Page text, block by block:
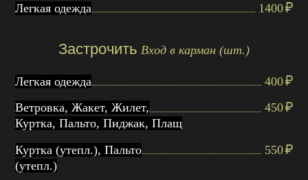
Легкая одежда 1400
Застрочить Вход в карман (шт.)
Легкая одежда
400
Ветровка, Жакет, Жилет,
Куртка, Пальто, Пиджак, Плащ
450
Куртка (утепл.), Пальто
(утепл.)
550